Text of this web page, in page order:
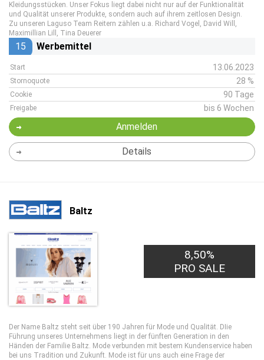
Kleidungsstücken. Unser Fokus liegt dabei nicht nur auf der Funktionalität
und Qualität unserer Produkte, sondern auch auf ihrem zeitlosen Design.
Zu unseren Laguso Team Reitern zählen u.a. Richard Vogel, David Will,
Maximillian Lill, Tina Deuerer
15 Werbemittel
Start 13.06.2023
Stornoquote 28 %
Cookie 90 Tage
Freigabe bis 6 Wochen
Anmelden
Details
Baltz
8,50%
PRO SALE
Der Name Baltz steht seit über 190 Jahren für Mode und Qualität. DIie
Führung unseres Unternehmens liegt in der fünften Generation in den
Händen der Familie Baltz. Mode verbunden mit bestem Kundenservice haben
bei uns Tradition und Zukunft. Mode ist für uns auch eine Frage der